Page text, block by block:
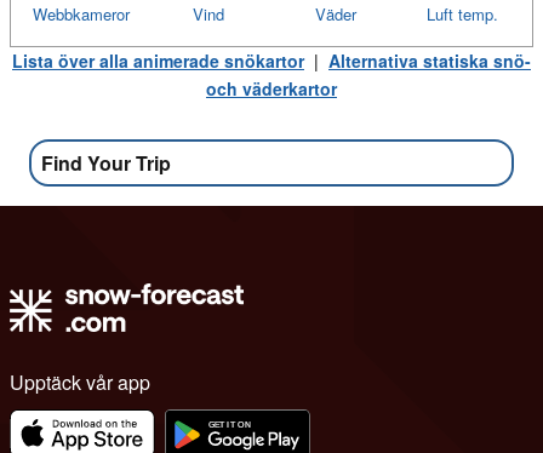
Luft temp.
Väder
Vind
Webbkameror
Lista över alla animerade snökartor| Alternativa statiska snö-
och väderkartor
Find Your Trip
Upptäck vår app